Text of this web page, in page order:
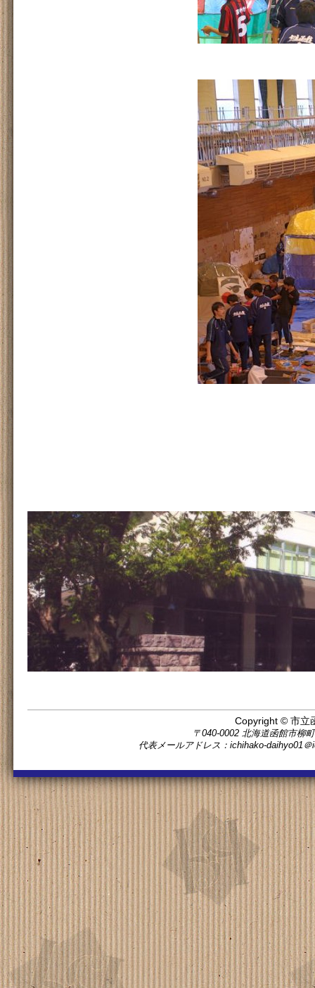
Copyright © 市立
〒040-0002 北海道函館市柳
代表メールアドレス：ichihako-daihyo01